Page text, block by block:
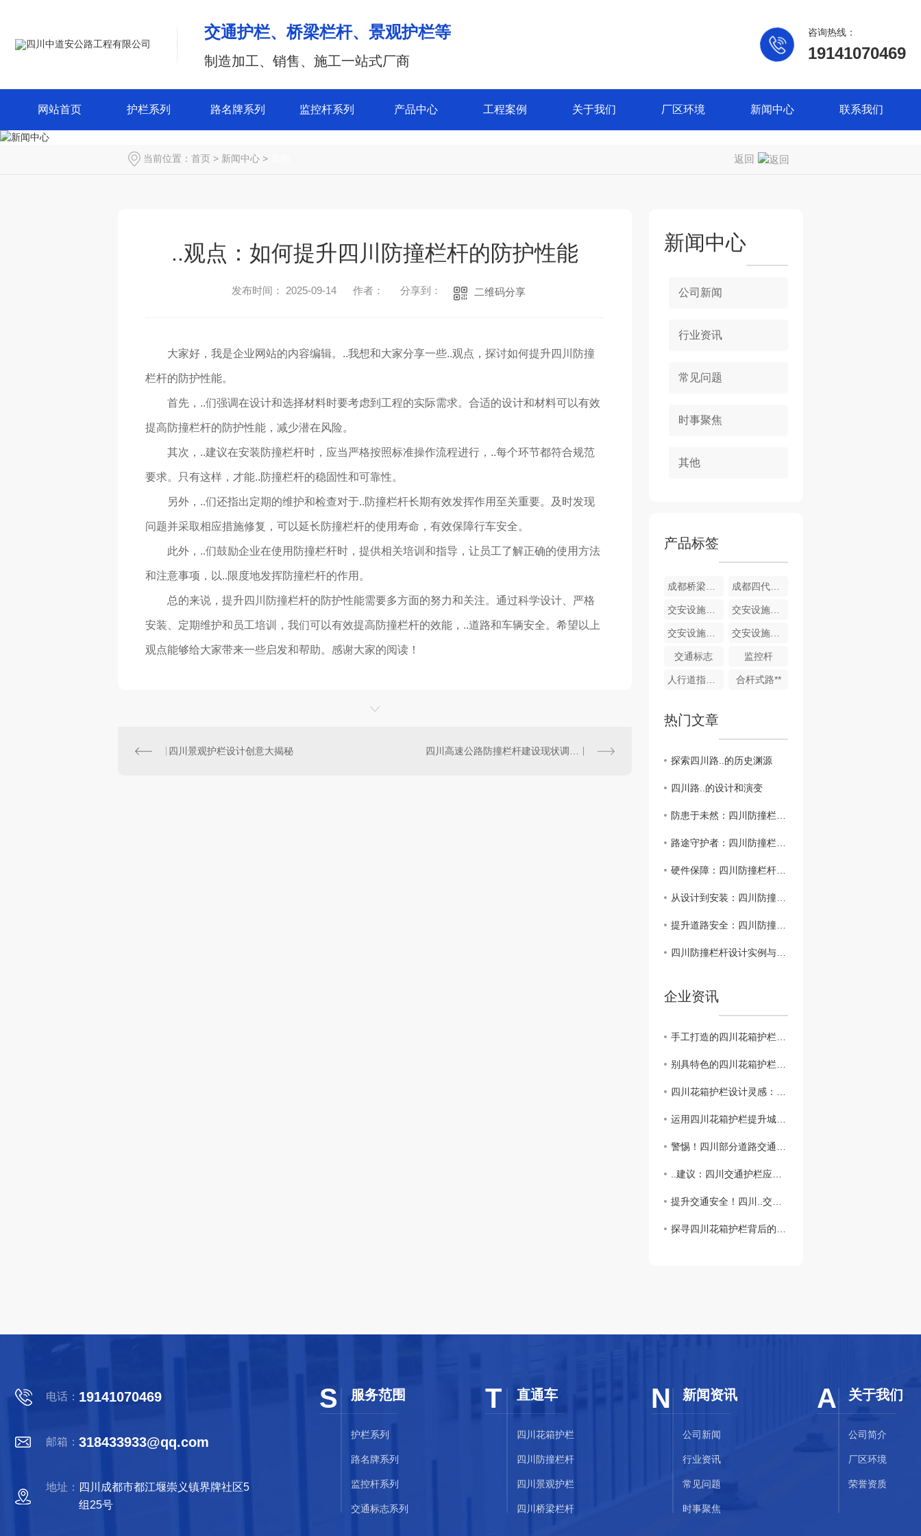
交通护栏、桥梁栏杆、景观护栏等
制造加工、销售、施工一站式厂商
咨询热线：
19141070469
网站首页 护栏系列 路名牌系列 监控杆系列 产品中心 工程案例 关于我们 厂区环境 新闻中心 联系我们
当前位置： 首页 > 新闻中心 > 返回
..观点：如何提升四川防撞栏杆的防护性能
发布时间： 2025-09-14 作者： 分享到： 二维码分享
大家好，我是企业网站的内容编辑。..我想和大家分享一些..观点，探讨如何提升四川防撞
栏杆的防护性能。
首先，..们强调在设计和选择材料时要考虑到工程的实际需求。合适的设计和材料可以有效
提高防撞栏杆的防护性能，减少潜在风险。
其次，..建议在安装防撞栏杆时，应当严格按照标准操作流程进行，..每个环节都符合规范
要求。只有这样，才能..防撞栏杆的稳固性和可靠性。
另外，..们还指出定期的维护和检查对于..防撞栏杆长期有效发挥作用至关重要。及时发现
问题并采取相应措施修复，可以延长防撞栏杆的使用寿命，有效保障行车安全。
此外，..们鼓励企业在使用防撞栏杆时，提供相关培训和指导，让员工了解正确的使用方法
和注意事项，以..限度地发挥防撞栏杆的作用。
总的来说，提升四川防撞栏杆的防护性能需要多方面的努力和关注。通过科学设计、严格
安装、定期维护和员工培训，我们可以有效提高防撞栏杆的效能，..道路和车辆安全。希望以上
观点能够给大家带来一些启发和帮助。感谢大家的阅读！
四川景观护栏设计创意大揭秘
新闻中心
公司新闻
行业资讯
常见问题
时事聚焦
其他
产品标签
交通标志 监控杆
合杆式路**
热门文章
探索四川路..的历史渊源
四川路..的设计和演变
企业资讯
电话： 19141070469
邮箱： 318433933@qq.com
地址： 四川成都市都江堰崇义镇界牌社区5
组25号
S 服务范围
护栏系列
路名牌系列
监控杆系列
交通标志系列
T 直通车
四川花箱护栏
四川防撞栏杆
四川景观护栏
四川桥梁栏杆
N 新闻资讯
公司新闻
行业资讯
常见问题
时事聚焦
A 关于我们
公司简介
厂区环境
荣誉资质